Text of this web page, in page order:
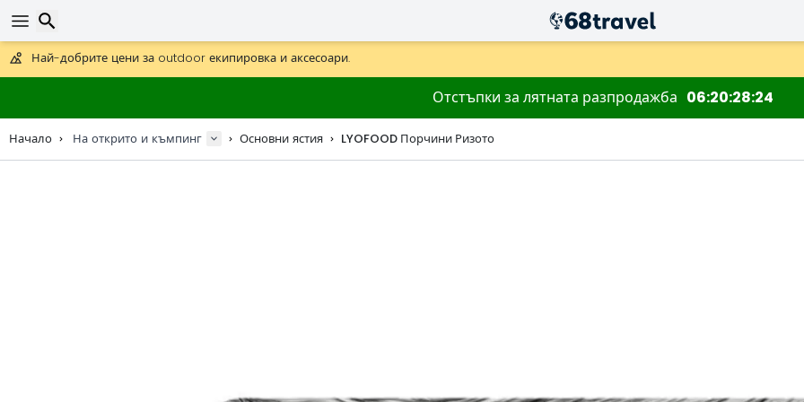
Предлага се и DHL Express за една нощ.
30 дни за връщане, 90 дни за дървени карти и декорации.
Най-добрите цени за outdoor екипировка и аксесоари.
Отстъпки за лятната разпродажба 06 20 28 22
Начало На открито и къмпинг Основни ястия LYOFOOD Порчини Ризото